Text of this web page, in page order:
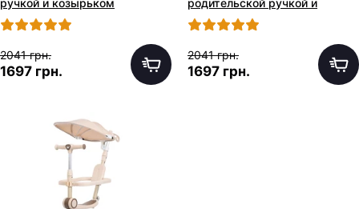
2041 грн.
1697 грн.
козырьком
2041 грн.
1697 грн.